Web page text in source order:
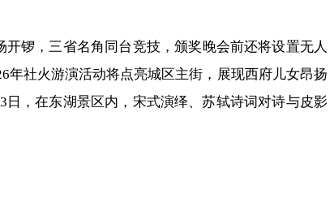
锣，三省名角同台竞技，颁奖晚会前还将设置无人
年社火游演活动将点亮城区主街，展现西府儿女昂扬
，在东湖景区内，宋式演绎、苏轼诗词对诗与皮影